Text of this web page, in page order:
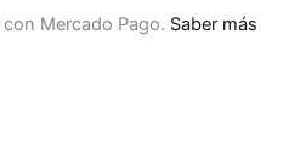
con Mercado Pago. Saber más